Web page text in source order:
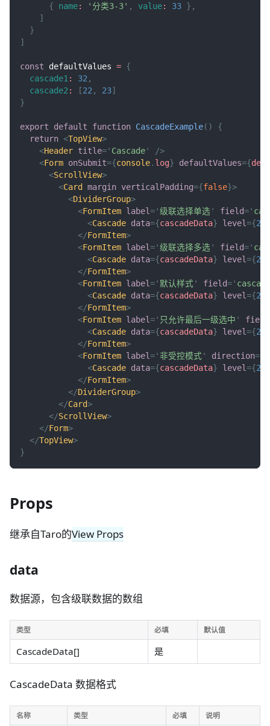
{
name: '分类3-3' , value: 33 } ,
]
}
]
const defaultValues = {
cascade1 : 32 ,
cascade2 : [22 , 23]
}
export default function CascadeExample( )
{
return <TopView>
<Header title=' Cascade'
/>
<Form onSubmit={console. log} defaultValues={
<ScrollView>
<Card margin verticalPadding={false}>
<DividerGroup>
<FormItem label='级联选择单选 ' field='
<Cascade data={cascadeData} level={2
</FormItem>
<FormItem label='级联选择多选 ' field='
<Cascade data={cascadeData} level={2
</FormItem>
<FormItem label=' 默认样式' field='
<Cascade data={cascadeData} level={2
</FormItem>
<FormItem label=' 只允许最后一级选中 ' field
<Cascade data={cascadeData} level={2
</FormItem>
<FormItem label='非受控模式' direction=
<Cascade data={cascadeData} level={2
</FormItem>
</DividerGroup>
</Card>
</ScrollView>
</Form>
</TopView>
}
Props
继承自Taro的View Props
data
数据源，包含级联数据的数组
类型 必填 默认值
CascadeData[] 是
CascadeData 数据格式
名称 类型 必填 说明